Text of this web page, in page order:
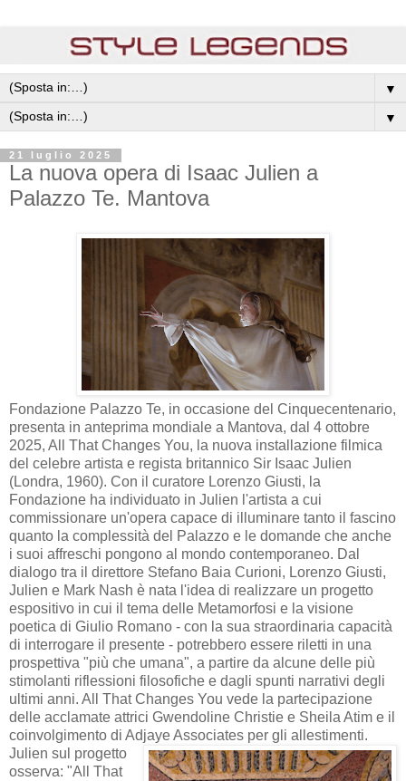
▼
▼
21 luglio 2025
La nuova opera di Isaac Julien a
Palazzo Te. Mantova
Fondazione Palazzo Te, in occasione del Cinquecentenario,
presenta in anteprima mondiale a Mantova, dal 4 ottobre
2025, All That Changes You, la nuova installazione filmica
del celebre artista e regista britannico Sir Isaac Julien
(Londra, 1960). Con il curatore Lorenzo Giusti, la
Fondazione ha individuato in Julien l'artista a cui
commissionare un'opera capace di illuminare tanto il fascino
quanto la complessità del Palazzo e le domande che anche
i suoi affreschi pongono al mondo contemporaneo. Dal
dialogo tra il direttore Stefano Baia Curioni, Lorenzo Giusti,
Julien e Mark Nash è nata l'idea di realizzare un progetto
espositivo in cui il tema delle Metamorfosi e la visione
poetica di Giulio Romano - con la sua straordinaria capacità
di interrogare il presente - potrebbero essere riletti in una
prospettiva "più che umana", a partire da alcune delle più
stimolanti riflessioni filosofiche e dagli spunti narrativi degli
ultimi anni. All That Changes You vede la partecipazione
delle acclamate attrici Gwendoline Christie e Sheila Atim e il
coinvolgimento di Adjaye Associates per gli allestimenti.
Julien sul progetto
osserva: "All That